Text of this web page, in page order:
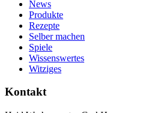
News
Produkte
Rezepte
Selber machen
Spiele
Wissenswertes
Witziges
Kontakt